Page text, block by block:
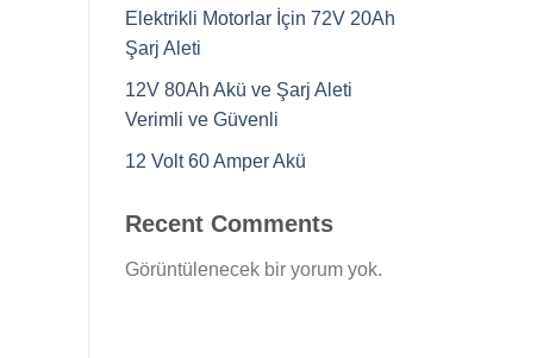
Elektrikli Motorlar İçin 72V 20Ah
Şarj Aleti
12V 80Ah Akü ve Şarj Aleti
Verimli ve Güvenli
12 Volt 60 Amper Akü
Recent Comments
Görüntülenecek bir yorum yok.